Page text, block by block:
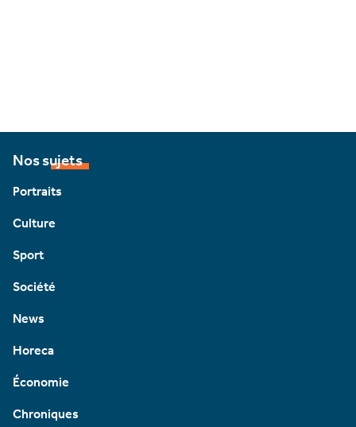
Nos sujets
Portraits
Culture
Sport
Société
News
Horeca
Économie
Chroniques